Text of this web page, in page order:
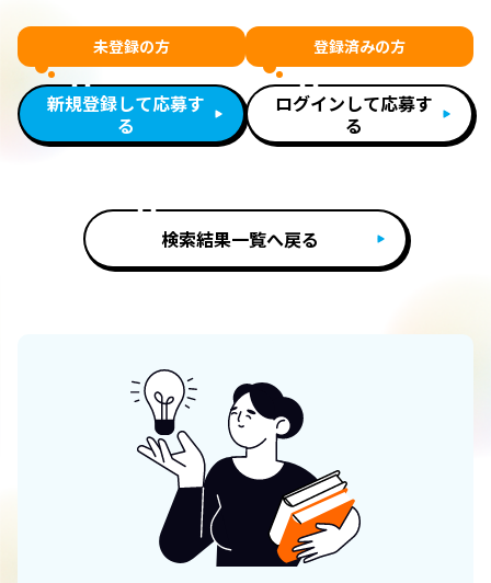
未登録の方
新規登録して応募す
る
登録済みの方
ログインして応募す
る
検索結果一覧へ戻る